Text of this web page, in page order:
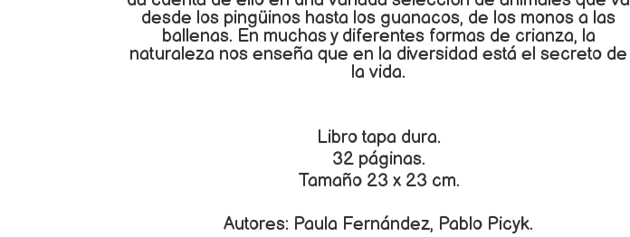
desde los pingüinos hasta los guanacos, de los monos a las
ballenas. En muchas y diferentes formas de crianza, la
naturaleza nos enseña que en la diversidad está el secreto de
la vida.
Libro tapa dura.
32 páginas.
Tamaño 23 x 23 cm.
Autores: Paula Fernández, Pablo Picyk.